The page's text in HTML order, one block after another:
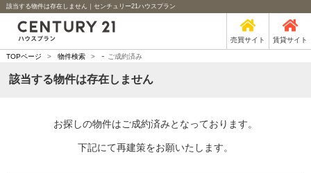
該当する物件は存在しません｜センチュリー21ハウスプラン
売買サイト 賃貸サイト
TOPページ > 物件検索 > - ご成約済み
該当する物件は存在しません
お探しの物件はご成約済みとなっております。
下記にて再建策をお願いたします。